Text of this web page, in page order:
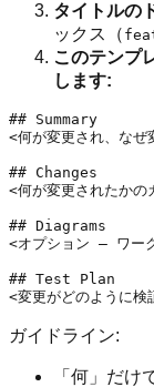
タイトルの
ックス（
このテンプ
します:
## Summary
<何が変更され、な
## Changes
<何が変更されたか
## Diagrams
<オプション — ワー
## Test Plan
ガイドライン:
「何」だけ